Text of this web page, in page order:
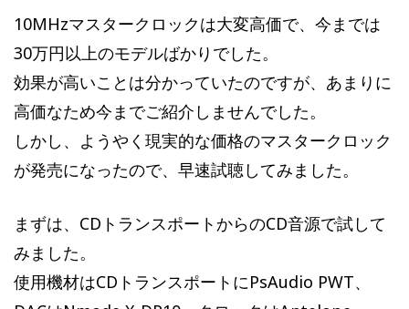
10MHzマスタークロックは大変高価で、今までは
30万円以上のモデルばかりでした。
効果が高いことは分かっていたのですが、あまりに
高価なため今までご紹介しませんでした。
しかし、ようやく現実的な価格のマスタークロック
が発売になったので、早速試聴してみました。
まずは、CDトランスポートからのCD音源で試して
みました。
使用機材はCDトランスポートにPsAudio PWT、